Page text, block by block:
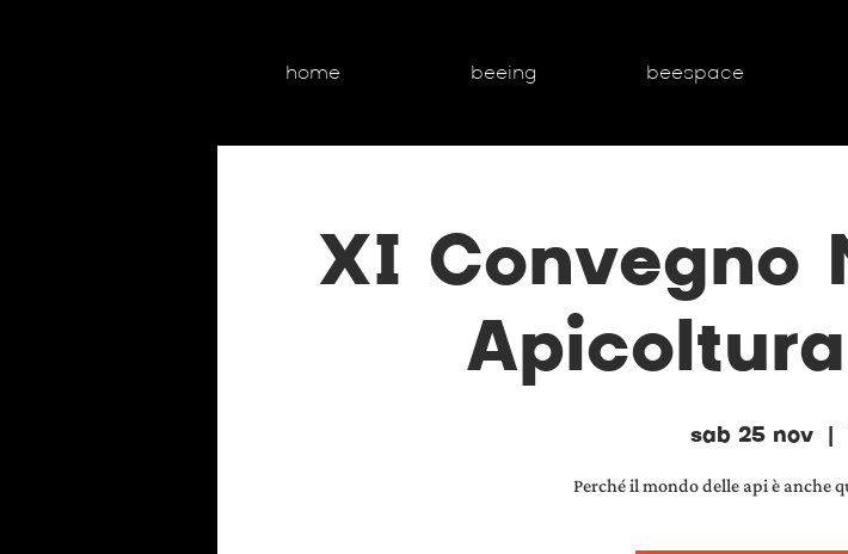
home beeing beespace
XI Convegno
sab 25 nov
  |
Perché il mondo delle api è anche